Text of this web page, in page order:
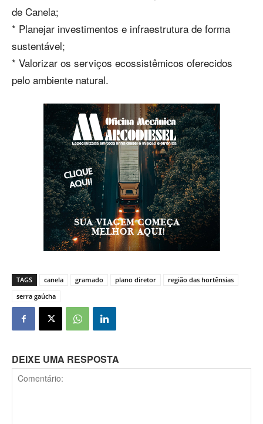
de Canela;
* Planejar investimentos e infraestrutura de forma
sustentável;
* Valorizar os serviços ecossistêmicos oferecidos
pelo ambiente natural.
TAGS canela gramado plano diretor
região das hortênsias
serra gaúcha
DEIXE UMA RESPOSTA